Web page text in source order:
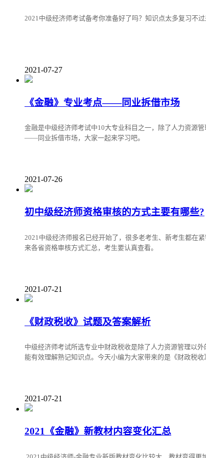
2021中级经济师考试备考你准备好了吗？知识点太多复习不
2021-07-27
《金融》专业考点——同业拆借市场
金融是中级经济师考试中10大专业科目之一，除了人力资源
——同业拆借市场，大家一起来学习吧。
2021-07-26
初中级经济师资格审核的方式主要有哪些?
2021中级经济师报名已经开始了，很多老考生、新考生都在
来各省资格审核方式汇总，考生要认真查看。
2021-07-21
《财政税收》试题及答案解析
中级经济师考试所选专业中财政税收是除了人力资源管理以
能有效理解熟记知识点。今天小编为大家带来的是《财政税
2021-07-21
2021《金融》新教材内容变化汇总